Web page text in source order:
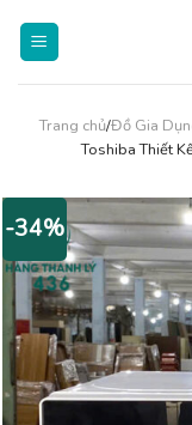
Trang chủ/Đồ Gia
Toshiba Thiết
-34%